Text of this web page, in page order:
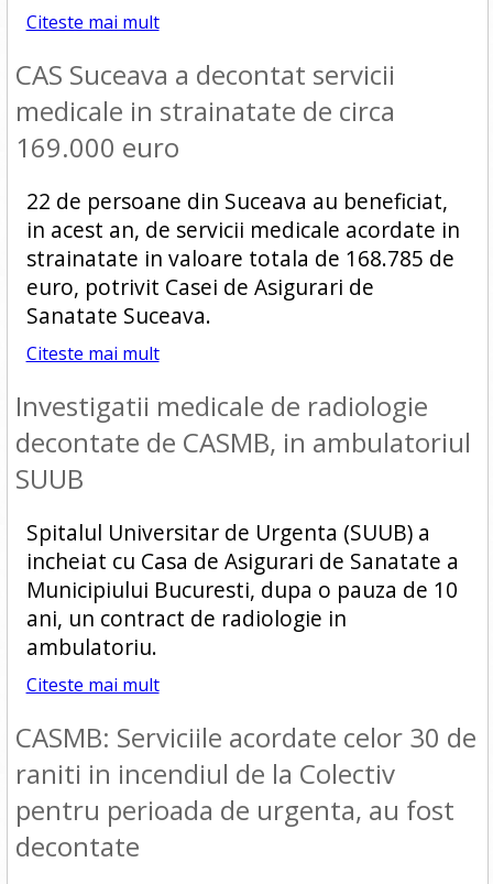
Citeste mai mult
CAS Suceava a decontat servicii
medicale in strainatate de circa
169.000 euro
22 de persoane din Suceava au beneficiat,
in acest an, de servicii medicale acordate in
strainatate in valoare totala de 168.785 de
euro, potrivit Casei de Asigurari de
Sanatate Suceava.
Citeste mai mult
Investigatii medicale de radiologie
decontate de CASMB, in ambulatoriul
SUUB
Spitalul Universitar de Urgenta (SUUB) a
incheiat cu Casa de Asigurari de Sanatate a
Municipiului Bucuresti, dupa o pauza de 10
ani, un contract de radiologie in
ambulatoriu.
Citeste mai mult
CASMB: Serviciile acordate celor 30 de
raniti in incendiul de la Colectiv
pentru perioada de urgenta, au fost
decontate